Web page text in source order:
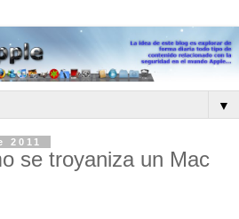
▼
2011
se troyaniza un Mac